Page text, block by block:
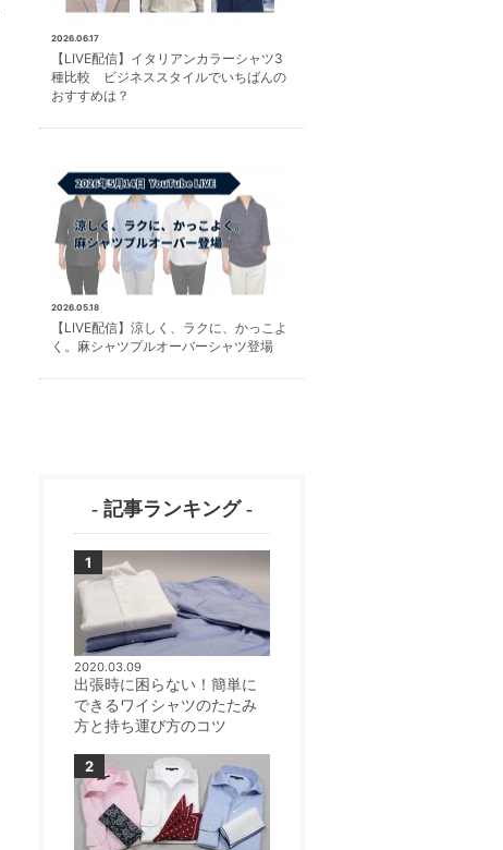
2026.06.17
【LIVE配信】イタリアンカラーシャツ3
種比較 ビジネススタイルでいちばんの
おすすめは？
2026.05.18
【LIVE配信】涼しく、ラクに、かっこよ
く。麻シャツプルオーバーシャツ登場
- 記事ランキング -
2020.03.09
出張時に困らない！簡単に
できるワイシャツのたたみ
方と持ち運び方のコツ